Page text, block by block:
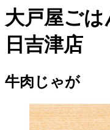
大戸屋ご
日吉津店
牛肉じゃが